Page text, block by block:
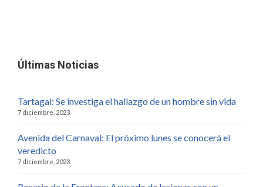
Últimas Noticias
Tartagal: Se investiga el hallazgo de un hombre sin vida
7 diciembre, 2023
Avenida del Carnaval: El próximo lunes se conocerá el
veredicto
7 diciembre, 2023